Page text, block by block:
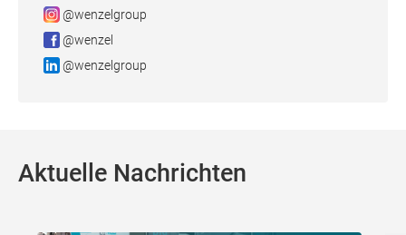
@wenzelgroup
@wenzel
@wenzelgroup
Aktuelle Nachrichten